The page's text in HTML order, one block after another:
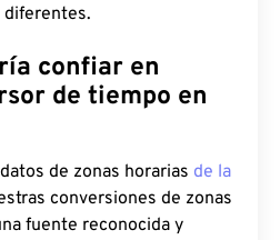
diferentes.
confiar en
de tiempo en
de zonas horarias de la
conversiones de zonas
fuente reconocida y